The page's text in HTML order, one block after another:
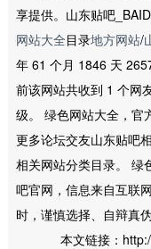
享提供。山东贴吧
网站大全目录地方网站/
年 61 个月 1846 天
前该网站共收到 1 个网
级。 绿色网站大全，官
更多论坛交友山东贴吧
相关网站分类目录。 绿
吧官网，信息来自互联
时，谨慎选择、自辩真
本文链接：